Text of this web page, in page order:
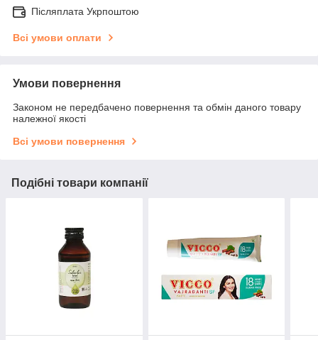
Післяплата Укрпоштою
Всі умови оплати
Умови повернення
Законом не передбачено повернення та обмін даного товару
належної якості
Всі умови повернення
Подібні товари компанії